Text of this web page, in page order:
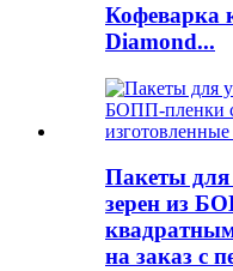
Кофеварка
Diamond...
Пакеты
зерен из
на заказ с